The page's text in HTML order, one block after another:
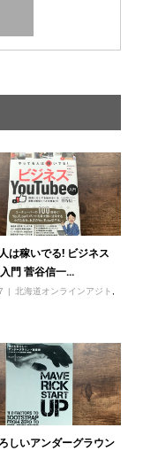
は稼いでる! ビジネス
門 菅谷信一...
北海道オンラインアジト
しいアンダーグラウン